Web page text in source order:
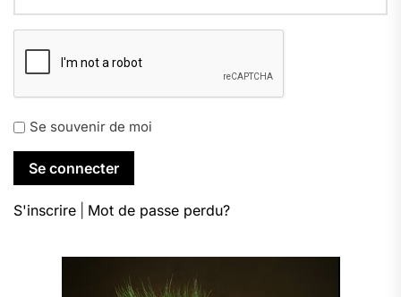
Se souvenir de moi
S'inscrire Mot de passe perdu?